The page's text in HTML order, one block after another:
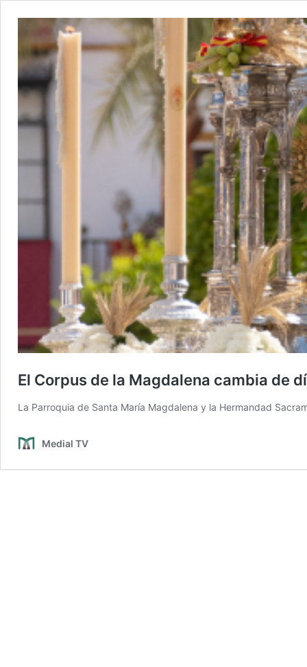
El Corpus de la Magdalena cambia de
La Parroquia de Santa María Magdalena y la Hermandad
Medial TV